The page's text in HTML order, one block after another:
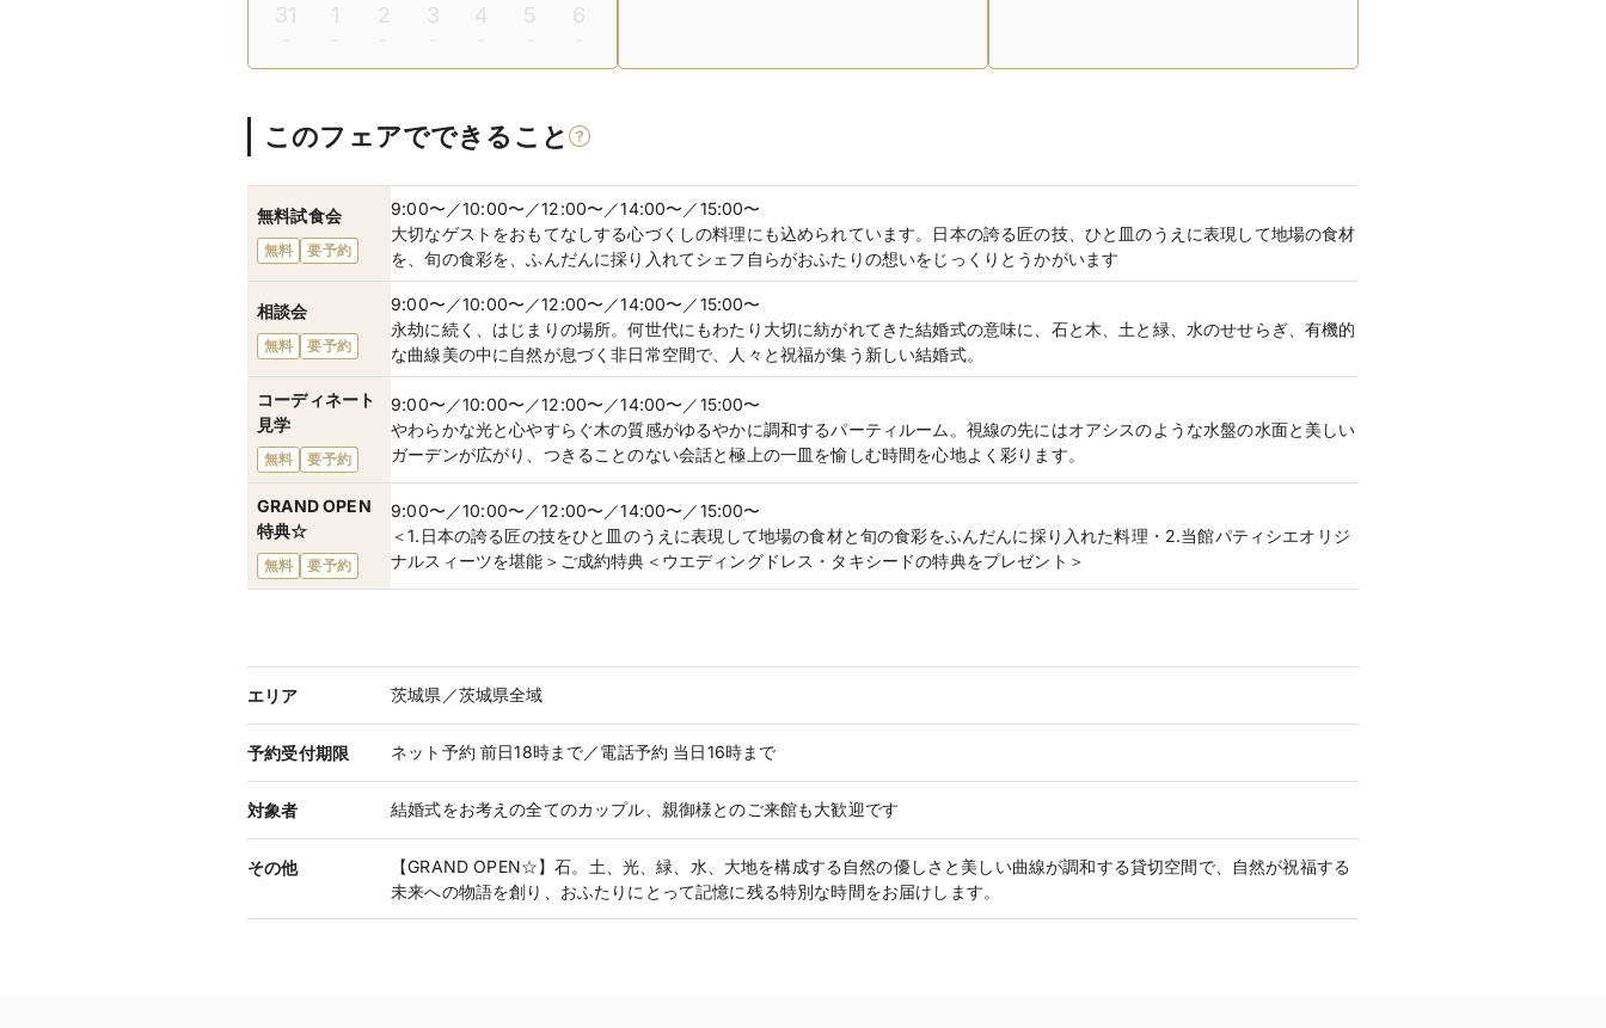
31 1 2 3 4 5 6
このフェアでできること
無料試食会
無料 要予約
9:00〜／10:00〜／12:00〜／14:00〜／15:00〜
大切なゲストをおもてなしする心づくしの料理にも込められています。日本の誇る匠の技、ひと皿のうえに表現して地場の食材
を、旬の食彩を、ふんだんに採り入れてシェフ自らがおふたりの想いをじっくりとうかがいます
相談会
無料 要予約
9:00〜／10:00〜／12:00〜／14:00〜／15:00〜
永劫に続く、はじまりの場所。何世代にもわたり大切に紡がれてきた結婚式の意味に、石と木、土と緑、水のせせらぎ、有機的
な曲線美の中に自然が息づく非日常空間で、人々と祝福が集う新しい結婚式。
コーディネート
見学
無料 要予約
9:00〜／10:00〜／12:00〜／14:00〜／15:00〜
やわらかな光と心やすらぐ木の質感がゆるやかに調和するパーティルーム。視線の先にはオアシスのような水盤の水面と美しい
ガーデンが広がり、つきることのない会話と極上の一皿を愉しむ時間を心地よく彩ります。
GRAND OPEN
特典☆
無料 要予約
9:00〜／10:00〜／12:00〜／14:00〜／15:00〜
＜1.日本の誇る匠の技をひと皿のうえに表現して地場の食材と旬の食彩をふんだんに採り入れた料理・2.当館パティシエオリジ
ナルスィーツを堪能＞ご成約特典＜ウエディングドレス・タキシードの特典をプレゼント＞
エリア 茨城県／茨城県全域
予約受付期限 ネット予約 前日18時まで／電話予約 当日16時まで
対象者 結婚式をお考えの全てのカップル、親御様とのご来館も大歓迎です
その他
【GRAND OPEN☆】石。土、光、緑、水、大地を構成する自然の優しさと美しい曲線が調和する貸切空間で、自然が祝福する
未来への物語を創り、おふたりにとって記憶に残る特別な時間をお届けします。